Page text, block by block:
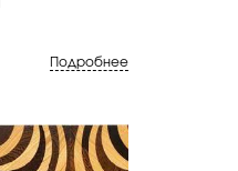
Подробнее